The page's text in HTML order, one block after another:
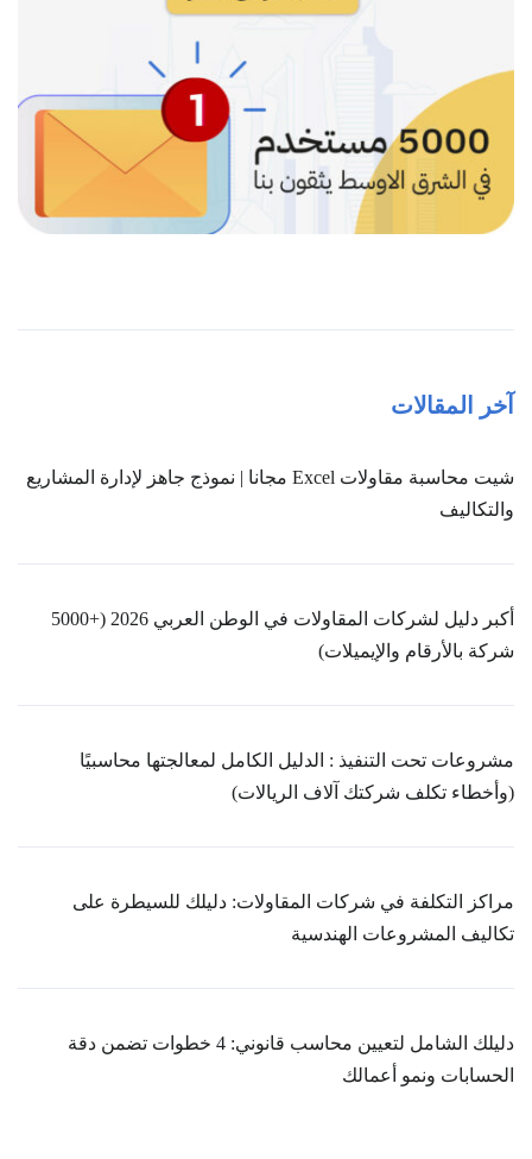
آخر المقالات
شيت محاسبة مقاولات Excel مجانا | نموذج جاهز لإدارة المشاريع
والتكاليف
أكبر دليل لشركات المقاولات في الوطن العربي 2026 (+5000
شركة بالأرقام والإيميلات)
مشروعات تحت التنفيذ : الدليل الكامل لمعالجتها محاسبيًا
(وأخطاء تكلف شركتك آلاف الريالات)
مراكز التكلفة في شركات المقاولات: دليلك للسيطرة على
تكاليف المشروعات الهندسية
دليلك الشامل لتعيين محاسب قانوني: 4 خطوات تضمن دقة
الحسابات ونمو أعمالك